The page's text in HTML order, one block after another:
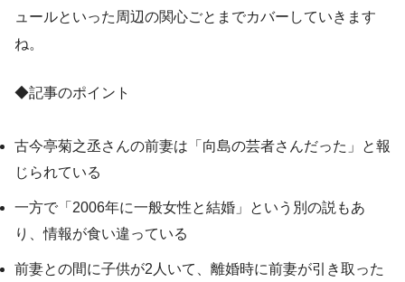
ュールといった周辺の関心ごとまでカバーしていきます
ね。
◆記事のポイント
古今亭菊之丞さんの前妻は「向島の芸者さんだった」と報
じられている
一方で「2006年に一般女性と結婚」という別の説もあ
り、情報が食い違っている
前妻との間に子供が2人いて、離婚時に前妻が引き取った